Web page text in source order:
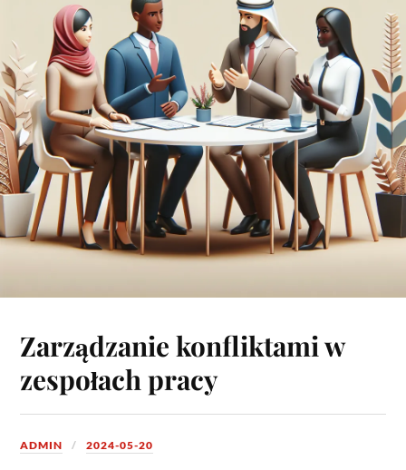
Zarządzanie konfliktami w
zespołach pracy
ADMIN 2024-05-20